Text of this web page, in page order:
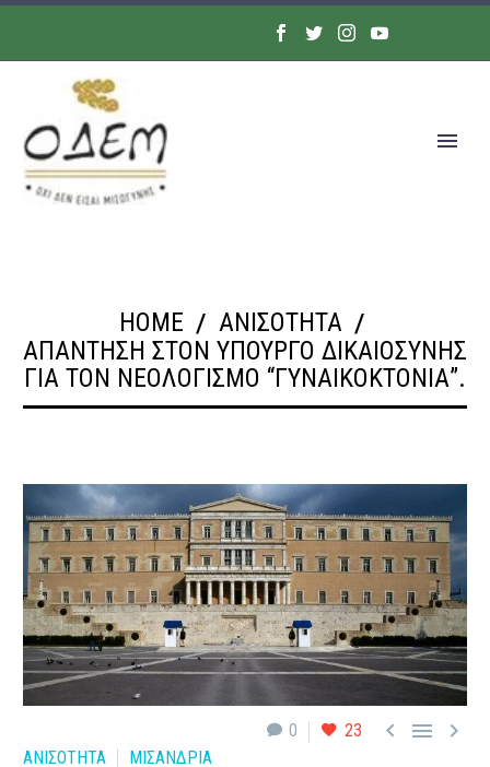
HOME
ΑΝΙΣΟΤΗΤΑ
ΑΠΆΝΤΗΣΗ ΣΤΟΝ ΥΠΟΥΡΓΌ ΔΙΚΑΙΟΣΎΝΗΣ
ΓΙΑ ΤΟΝ ΝΕΟΛΟΓΙΣΜΌ “ΓΥΝΑΙΚΟΚΤΟΝΊΑ”.
0 23   
ΑΝΙΣΟΤΗΤΑ
ΜΙΣΑΝΔΡΙΑ